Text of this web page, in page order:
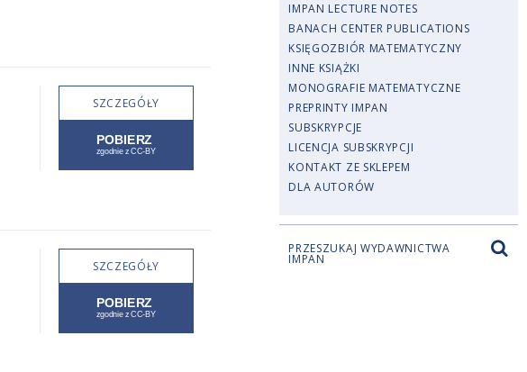
SZCZEGÓŁY
SZCZEGÓŁY
IMPAN LECTURE NOTES
BANACH CENTER PUBLICATIONS
KSIĘGOZBIÓR MATEMATYCZNY
INNE KSIĄŻKI
MONOGRAFIE MATEMATYCZNE
PREPRINTY IMPAN
SUBSKRYPCJE
LICENCJA SUBSKRYPCJI
KONTAKT ZE SKLEPEM
DLA AUTORÓW
PRZESZUKAJ WYDAWNICTWA
IMPAN